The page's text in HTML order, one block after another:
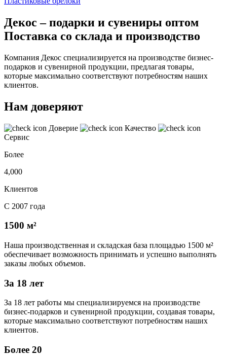
Декос – подарки и сувениры оптом
Поставка со склада и производство
Компания Декос специализируется на производстве бизнес-
подарков и сувенирной продукции, предлагая товары,
которые максимально соответствуют потребностям наших
клиентов.
Нам доверяют
Доверие
Качество
Сервис
Более
4,000
Клиентов
С 2007 года
1500 м²
Наша производственная и складская база площадью 1500 м²
обеспечивает возможность принимать и успешно выполнять
заказы любых объемов.
За 18 лет
За 18 лет работы мы специализируемся на производстве
бизнес-подарков и сувенирной продукции, создавая товары,
которые максимально соответствуют потребностям наших
клиентов.
Более 20